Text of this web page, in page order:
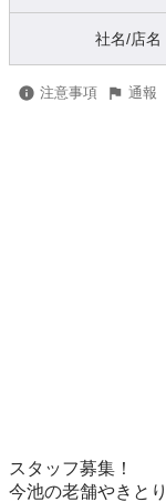
社名/店名
注意事項 通報
スタッフ募集！
今池の老舗やきと